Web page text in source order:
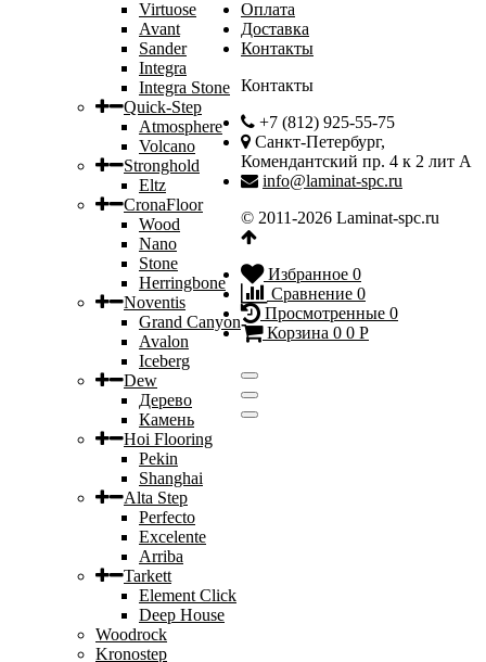
Virtuose
Avant
Sander
Integra
Integra Stone
Quick-Step
Atmosphere
Volcano
Stronghold
Eltz
CronaFloor
Wood
Nano
Stone
Herringbone
Noventis
Grand Canyon
Avalon
Iceberg
Dew
Дерево
Камень
Hoi Flooring
Pekin
Shanghai
Alta Step
Perfecto
Excelente
Arriba
Tarkett
Element Click
Deep House
Woodrock
Kronostep
Оплата
Доставка
Контакты
Контакты
+7 (812) 925-55-75
Санкт-Петербург,
Комендантский пр. 4 к 2 лит А
info@laminat-spc.ru
© 2011-2026 Laminat-spc.ru
Избранное 0
Сравнение 0
Просмотренные 0
Корзина 0 0 Р